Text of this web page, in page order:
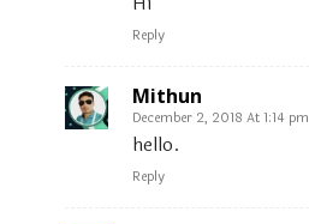
Reply
Mithun
December 2, 2018 At 1:14 pm
hello.
Reply